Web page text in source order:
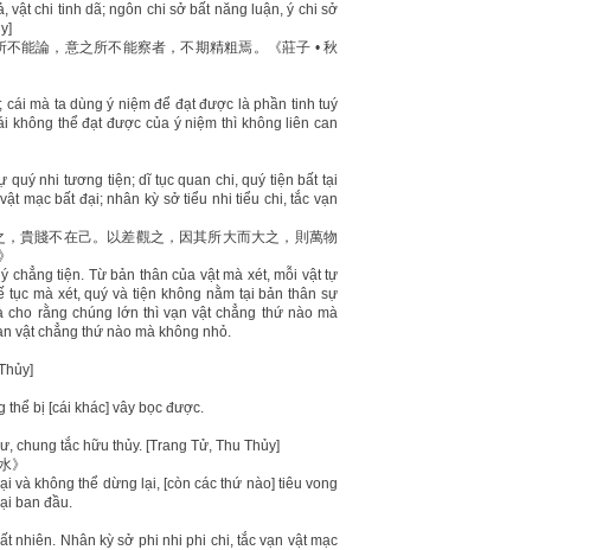
vật chi tinh dã; ngôn chi sở bất năng luận, ý chi sở
能論，意之所不能察者，不期精粗焉。《莊子 • 秋
mà ta dùng ý niệm để đạt được là phần tinh tuý
không thể đạt được của ý niệm thì không liên can
quý nhi tương tiện; dĩ tục quan chi, quý tiện bất tại
mạc bất đại; nhân kỳ sở tiểu nhi tiểu chi, tắc vạn
貴賤不在己。以差觀之，因其所大而大之，則萬物
chẳng tiện. Từ bản thân của vật mà xét, mỗi vật tự
mà xét, quý và tiện không nằm tại bản thân sự
rằng chúng lớn thì vạn vật chẳng thứ nào mà
vật chẳng thứ nào mà không nhỏ.
thể bị [cái khác] vây bọc được.
chung tắc hữu thủy. [Trang Tử, Thu Thủy]
》
và không thể dừng lại, [còn các thứ nào] tiêu vong
ban đầu.
nhiên. Nhân kỳ sở phi nhi phi chi, tắc vạn vật mạc